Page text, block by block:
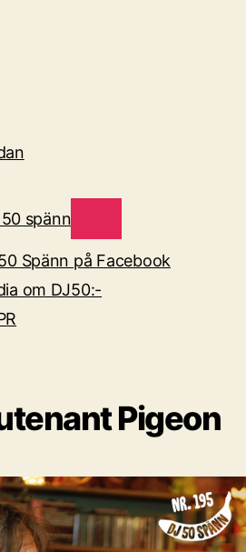
spänn
Spänn på Facebook
om DJ50:-
Pigeon